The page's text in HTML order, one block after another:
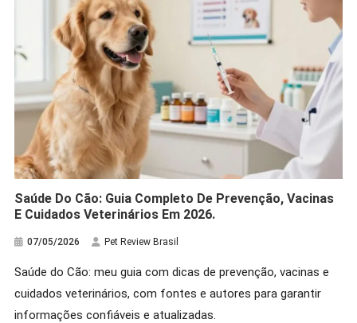
Saúde Do Cão: Guia Completo De Prevenção, Vacinas
E Cuidados Veterinários Em 2026.
07/05/2026 Pet Review Brasil
Saúde do Cão: meu guia com dicas de prevenção, vacinas e
cuidados veterinários, com fontes e autores para garantir
informações confiáveis e atualizadas.